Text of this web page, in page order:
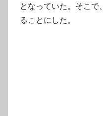
となっていた。そこで
ることにした。